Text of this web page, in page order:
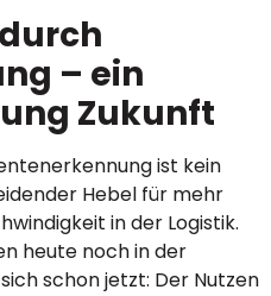
– ein
Zukunft
ist kein
Hebel für mehr
in der Logistik.
heute noch in der
schon jetzt: Der Nutzen